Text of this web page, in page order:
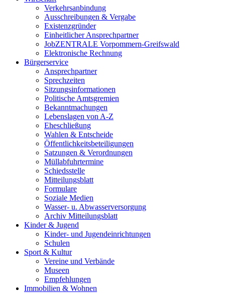
Verkehrsanbindung
Ausschreibungen & Vergabe
Existenzgründer
Einheitlicher Ansprechpartner
JobZENTRALE Vorpommern-Greifswald
Elektronische Rechnung
Bürgerservice
Ansprechpartner
Sprechzeiten
Sitzungsinformationen
Politische Amtsgremien
Bekanntmachungen
Lebenslagen von A-Z
Eheschließung
Wahlen & Entscheide
Öffentlichkeitsbeteiligungen
Satzungen & Verordnungen
Müllabfuhrtermine
Schiedsstelle
Mitteilungsblatt
Formulare
Soziale Medien
Wasser- u. Abwasserversorgung
Archiv Mitteilungsblatt
Kinder & Jugend
Kinder- und Jugendeinrichtungen
Schulen
Sport & Kultur
Vereine und Verbände
Museen
Empfehlungen
Immobilien & Wohnen